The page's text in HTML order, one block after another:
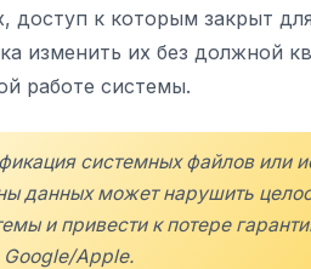
доступ к которым закрыт
изменить их без должной
работе системы.
системных файлов или
данных может нарушить
и привести к потере
Google/Apple.